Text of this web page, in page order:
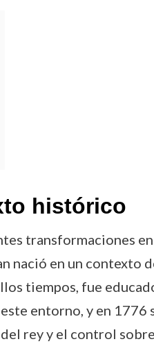
histórico
transformaciones
nació en un contexto
tiempos, fue
entorno, y en 1776
rey y el control